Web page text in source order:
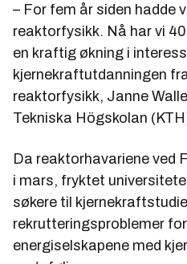
– For fem år siden hadde
reaktorfysikk. Nå har vi
en kraftig økning i
kjernekraftutdanningen
reaktorfysikk, Janne
Tekniska Högskolan
Da reaktorhavariene ved
i mars, fryktet
søkere til
rekrutteringsproblemer
energiselskapene med